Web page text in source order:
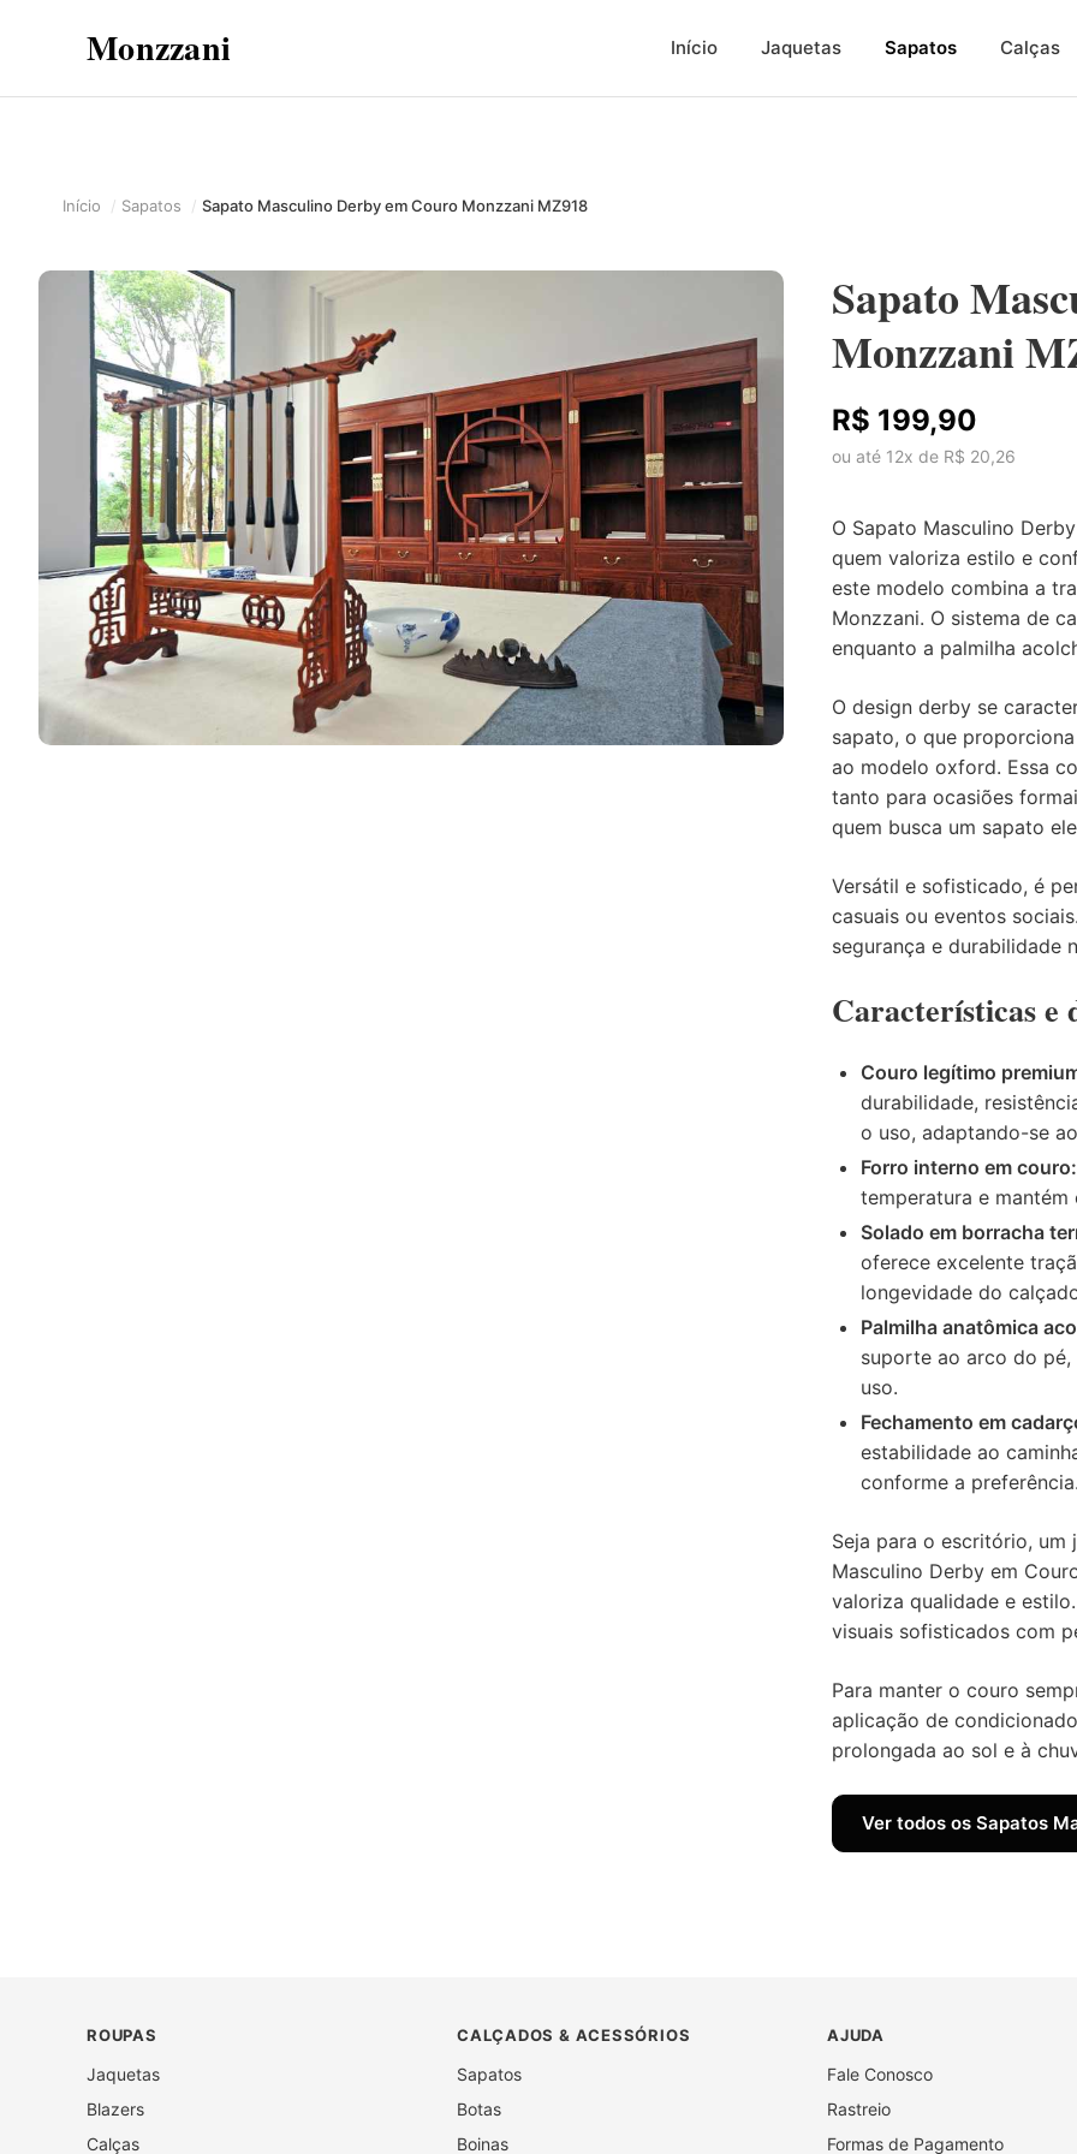
Monzzani Início Jaquetas Sapatos Calças
Início Sapatos Sapato Masculino Derby em Couro Monzzani MZ918
Sapato
Monzzani
R$ 199,90
ou até 12x de R$ 20,26
O Sapato Masculino
quem valoriza estilo e
este modelo combina a
Monzzani. O sistema de
enquanto a palmilha
O design derby se
sapato, o que
ao modelo oxford. Essa
tanto para ocasiões
quem busca um sapato
Versátil e sofisticado, é
casuais ou eventos
segurança e durabilidade
Características e
Couro legítimo
durabilidade,
o uso, adaptando-se
Forro interno em couro:
temperatura e
Solado em borracha
oferece excelente
longevidade do
Palmilha anatômica
suporte ao arco do
uso.
Fechamento em
estabilidade ao
conforme a
Seja para o escritório, um
Masculino Derby em
valoriza qualidade e
visuais sofisticados com
Para manter o couro
aplicação de
prolongada ao sol e à
Ver todos os Sapatos
ROUPAS
Jaquetas
Blazers
Calças
CALÇADOS & ACESSÓRIOS
Sapatos
Botas
Boinas
AJUDA
Fale Conosco
Rastreio
Formas de Pagamento